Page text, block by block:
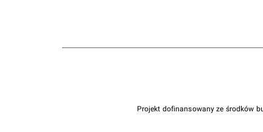
Projekt dofinansowany ze środków